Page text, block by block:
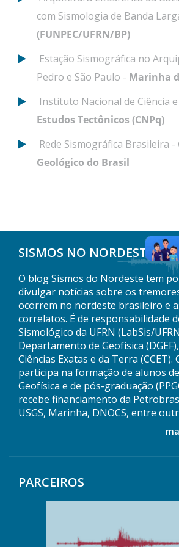
com Sismologia de Banda
(FUNPEC/UFRN/BP)
Estação Sismográfica no
Pedro e São Paulo - Marinha
Instituto Nacional de Ciência
Estudos Tectônicos (CNPq)
Rede Sismográfica Brasileira -
Geológico do Brasil
SISMOS NO NORDESTE
O blog Sismos do Nordeste tem
divulgar notícias sobre os
ocorrem no nordeste brasileiro e
correlatos. É de responsabilidade
Sismológico da UFRN (LabSis/
Departamento de Geofísica
Ciências Exatas e da Terra (CCET).
participa na formação de alunos
Geofísica e de pós-graduação
recebe financiamento da
USGS, Marinha, DNOCS, entre
PARCEIROS